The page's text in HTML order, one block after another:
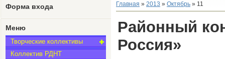
Форма входа
Меню
Творческие коллективы
Коллектив РДНТ
Главная » 2013 » Октябрь » 11
Районный
Россия»